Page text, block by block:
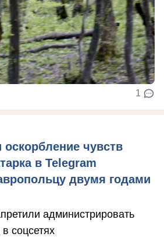
1
чувств
в Telegram
двумя годами
администрировать
соцсетях